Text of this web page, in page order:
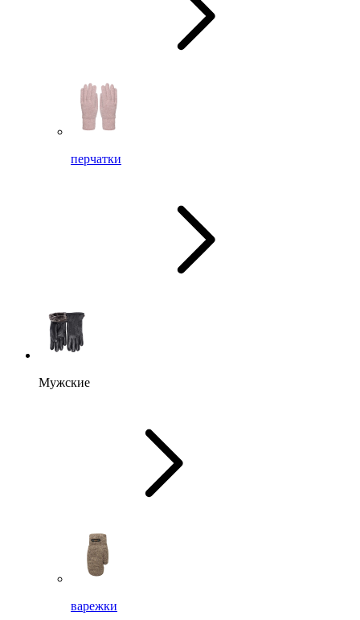
перчатки
Мужские
варежки